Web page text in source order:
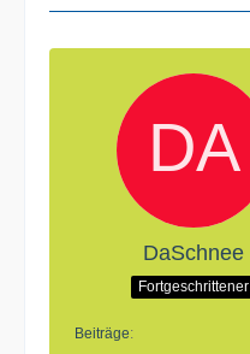
DaSchnee
Fortgeschrittener
Beiträge